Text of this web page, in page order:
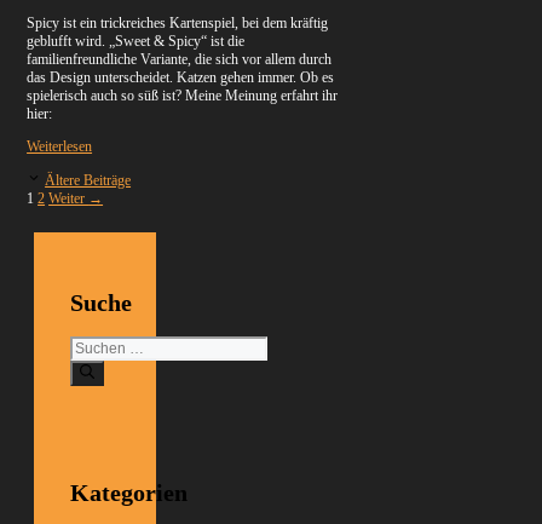
Spicy ist ein trickreiches Kartenspiel, bei dem kräftig
geblufft wird. „Sweet & Spicy“ ist die
familienfreundliche Variante, die sich vor allem durch
das Design unterscheidet. Katzen gehen immer. Ob es
spielerisch auch so süß ist? Meine Meinung erfahrt ihr
hier:
Weiterlesen
Ältere Beiträge
Seite
1 Seite
2 Weiter →
Suche
Suchen
nach:
Kategorien